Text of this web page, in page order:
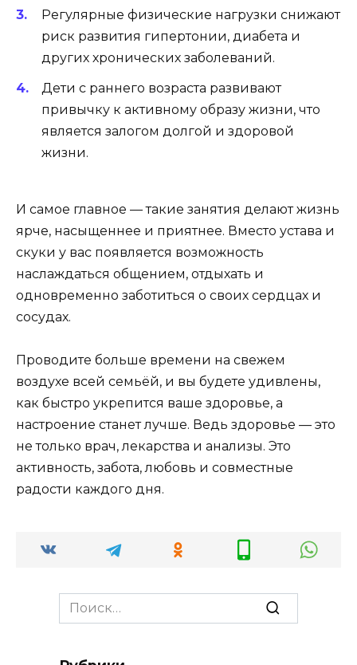
Регулярные физические нагрузки снижают
риск развития гипертонии, диабета и
других хронических заболеваний.
Дети с раннего возраста развивают
привычку к активному образу жизни, что
является залогом долгой и здоровой
жизни.
И самое главное — такие занятия делают жизнь
ярче, насыщеннее и приятнее. Вместо устава и
скуки у вас появляется возможность
наслаждаться общением, отдыхать и
одновременно заботиться о своих сердцах и
сосудах.
Проводите больше времени на свежем
воздухе всей семьёй, и вы будете удивлены,
как быстро укрепится ваше здоровье, а
настроение станет лучше. Ведь здоровье — это
не только врач, лекарства и анализы. Это
активность, забота, любовь и совместные
радости каждого дня.
Search
for: